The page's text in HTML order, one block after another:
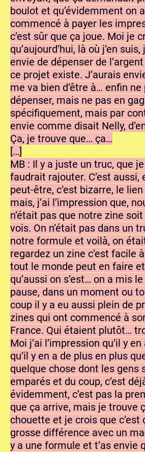
boulot et qu’évidemment on a
commencé à payer les
c’est sûr que ça joue. Moi je
qu’aujourd’hui, là où j’en suis,
envie de dépenser de
ce projet existe. J’aurais
me va bien d’être à… enfin ne
dépenser, mais ne pas en
spécifiquement, mais par
envie comme disait Nelly,
Ça, je trouve que… ça…
[…]
MB : Il y a juste un truc, que
faudrait rajouter. C’est aussi,
peut-être, c’est bizarre, le
mais, j’ai l’impression que,
n’était pas que notre zine
vois. On n’était pas dans un
notre formule et voilà, on
regardez un zine c’est facile
tout le monde peut en faire
qu’aussi on s’est… on a mis
pause, dans un moment ou
coup il y a eu aussi plein de
zines qui ont commencé à
France. Qui étaient plutôt…
Moi j’ai l’impression qu’il y
qu’il y en a de plus en plus
quelque chose dont les gens
emparés et du coup, c’est
évidemment, c’est pas la
que ça arrive, mais je trouve
chouette et je crois que c’est
grosse différence avec un
y a une formule et t’as envie